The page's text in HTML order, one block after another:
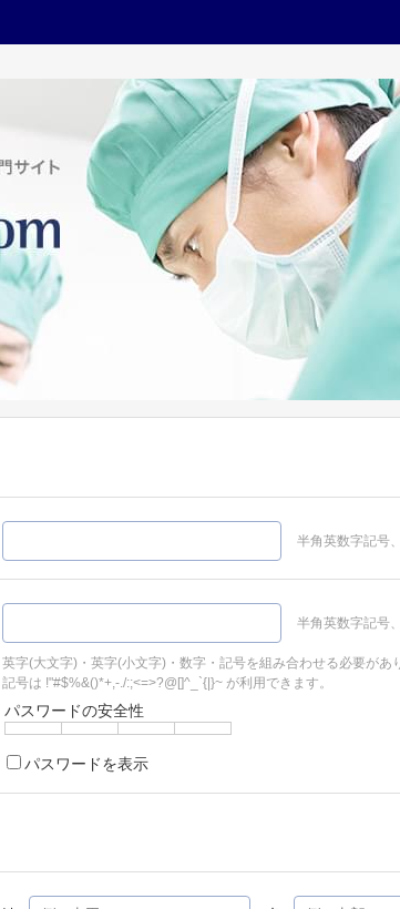
半角英数字記号
半角英数字記号
英字(大文字)・英字(小文字)・数字・記号を組み合わせる必要があ
記号は !"#$%&()*+,-./:;<=>?@[]^_`{|}~ が利用できます。
パスワードの安全性
パスワードを表示